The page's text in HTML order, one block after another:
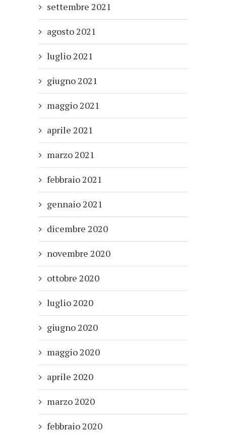
settembre 2021
agosto 2021
luglio 2021
giugno 2021
maggio 2021
aprile 2021
marzo 2021
febbraio 2021
gennaio 2021
dicembre 2020
novembre 2020
ottobre 2020
luglio 2020
giugno 2020
maggio 2020
aprile 2020
marzo 2020
febbraio 2020